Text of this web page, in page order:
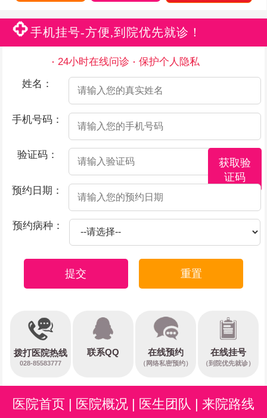
手机挂号-方便,到院优先就诊！
24小时在线问诊
保护个人隐私
姓名：
手机号码：
验证码：
获取验
证码
预约日期：
预约病种：
提交 重置
拨打医院热线
028-85583777
联系QQ 在线预约
（网络私密预约）
在线挂号
（到院优先就诊）
医院首页 | 医院概况 | 医生团队 | 来院路线